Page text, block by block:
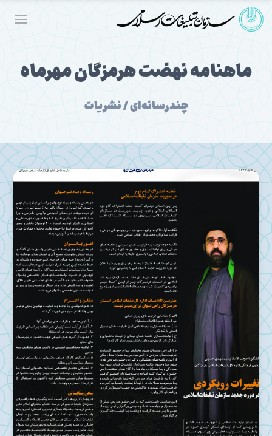
ماهنامه نهضت هرمزگان مهرماه
چندرسانه‌ای / نشریات